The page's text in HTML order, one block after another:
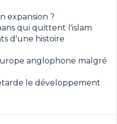
expansion ?
qui quittent l'islam
d'une histoire
anglophone malgré
le développement